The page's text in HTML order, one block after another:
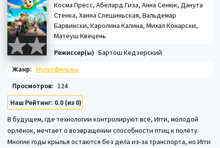
Косма Пресс, Абелард Гиза, Анна Сенюк, Данута
Стенка, Ханна Слешиньская, Вальдемар
Барвински, Каролина Калина, Михал Конарски,
Матеуш Квецень
Режиссер(ы) Бартош Кедзерский
Жанр: Мультфильмы
Просмотров: 124
Наш Рейтинг: 0.0 (из 0)
В будущем, где технологии контролируют всё, Игги, молодой
орлёнок, мечтает о возвращении способности птиц к полёту.
Многие годы крылья остаются без дела из-за транспорта, но Игги